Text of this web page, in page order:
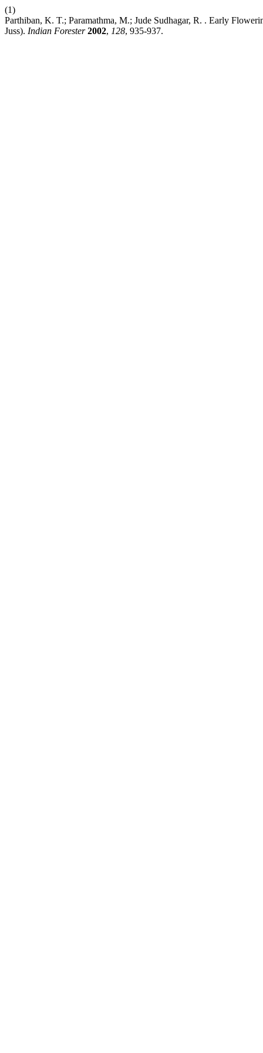
(1)
Parthiban, K. T.; Paramathma, M.; Jude Sudhagar, R. . Early
Juss). Indian Forester 2002, 128, 935-937.